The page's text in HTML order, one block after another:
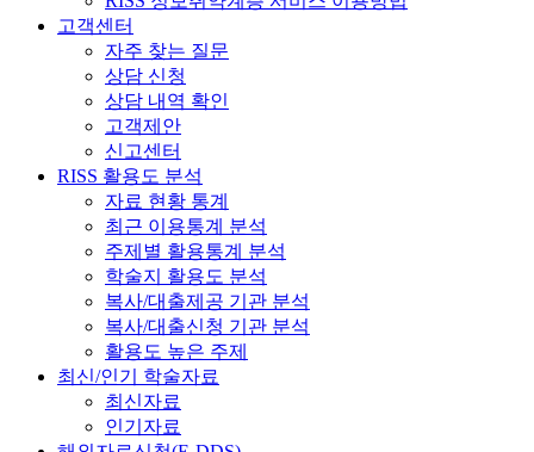
고객센터
자주 찾는 질문
상담 신청
상담 내역 확인
고객제안
신고센터
RISS 활용도 분석
자료 현황 통계
최근 이용통계 분석
주제별 활용통계 분석
학술지 활용도 분석
복사/대출제공 기관 분석
복사/대출신청 기관 분석
활용도 높은 주제
최신/인기 학술자료
최신자료
인기자료